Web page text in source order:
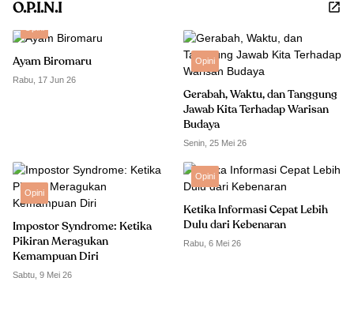
O.P.I.N.I
Ayam Biromaru
Rabu, 17 Jun 26
Opini
Gerabah, Waktu, dan Tanggung
Jawab Kita Terhadap Warisan
Budaya
Senin, 25 Mei 26
Opini
Impostor Syndrome: Ketika
Pikiran Meragukan
Kemampuan Diri
Sabtu, 9 Mei 26
Opini
Ketika Informasi Cepat Lebih
Dulu dari Kebenaran
Rabu, 6 Mei 26